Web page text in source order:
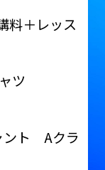
＋レッス
ツ
ント Aクラ